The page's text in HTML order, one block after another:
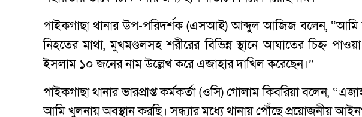
পাইকগাছা থানার উপ-পরিদর্শক (এসআই) আব্দুল আজিজ বলেন, “আমি
নিহতের মাথা, মুখমণ্ডলসহ শরীরের বিভিন্ন স্থানে আঘাতের চিহ্ন
ইসলাম ১০ জনের নাম উল্লেখ করে এজাহার দাখিল করেছেন।”
পাইকগাছা থানার ভারপ্রাপ্ত কর্মকর্তা (ওসি) গোলাম কিবরিয়া বলেন,
আমি খুলনায় অবস্থান করছি। সন্ধ্যার মধ্যে থানায় পৌঁছে প্রয়োজনীয়